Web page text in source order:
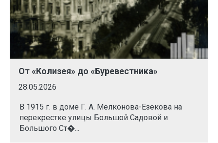
От «Колизея» до «Буревестника»
28.05.2026
В 1915 г. в доме Г. А. Мелконова-Езекова на
перекрестке улицы Большой Садовой и
Большого Ст�...